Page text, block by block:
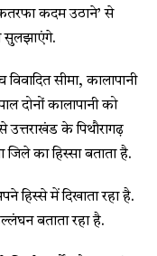
कदम उठाने’ से
सुलझाएंगे.
सीमा, कालापानी
दोनों कालापानी को
उत्तराखंड के पिथौरागढ़
का हिस्सा बताता है.
हिस्से में दिखाता रहा है.
बताता रहा है.